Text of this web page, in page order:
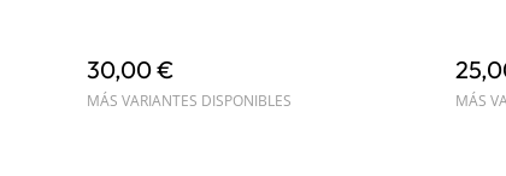
30,00 €
MÁS VARIANTES DISPONIBLES MÁS